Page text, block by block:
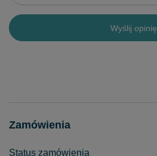
Wyślij opinię
Zamówienia
Status zamówienia